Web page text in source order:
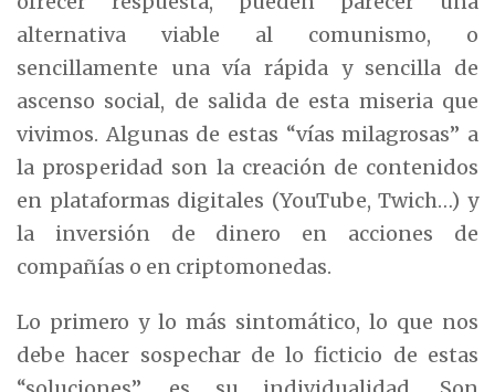
alternativa viable al comunismo, o
sencillamente una vía rápida y sencilla de
ascenso social, de salida de esta miseria que
vivimos. Algunas de estas “vías milagrosas” a
la prosperidad son la creación de contenidos
en plataformas digitales (YouTube, Twich…) y
la inversión de dinero en acciones de
compañías o en criptomonedas.
Lo primero y lo más sintomático, lo que nos
debe hacer sospechar de lo ficticio de estas